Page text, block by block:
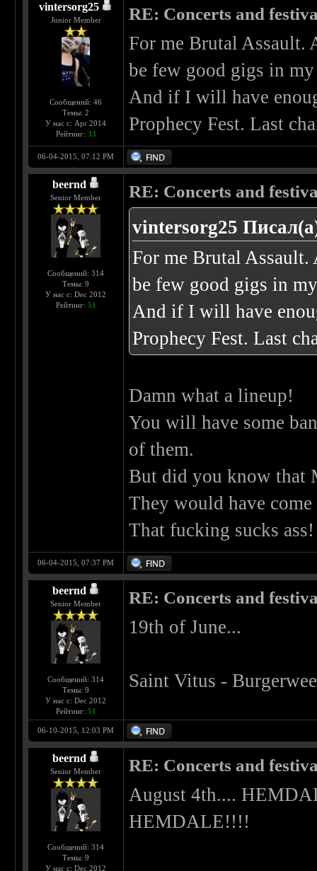
vintersorg25
Junior Member
Сообщений: 46
Темы: 2
У нас с: Apr 2014
Рейтинг: 33
RE: Concerts and
For me Brutal Assault.
be few good gigs in
And if I will have
Prophecy Fest. Last
06-04-2015, 07:12 PM
beernd
Senior Member
Сообщений: 314
Темы: 9
У нас с: Dec 2012
Рейтинг: 51
RE: Concerts and
vintersorg25
For me Brutal
be few good gigs in
And if I will have
Prophecy Fest. Last
Damn what a lineup!
You will have some
of them.
But did you know that
They would have
That fucking sucks
06-04-2015, 07:37 PM
beernd
Senior Member
Сообщений: 314
Темы: 9
У нас с: Dec 2012
Рейтинг: 51
RE: Concerts and
19th of June...
Saint Vitus -
06-10-2015, 12:03 PM
beernd
Senior Member
Сообщений: 314
Темы: 9
У нас с: Dec 2012
RE: Concerts and
August 4th....
HEMDALE!!!!